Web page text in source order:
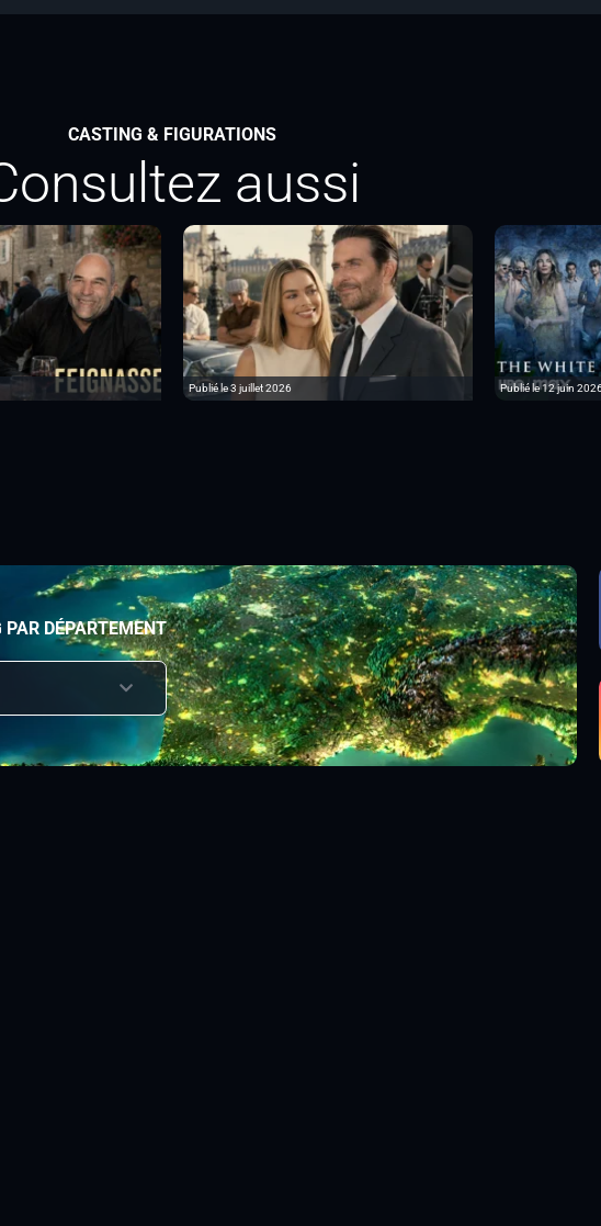
CASTING & FIGURATIONS
aussi
Publié le 3 juillet 2026 Publié le 12 juin
PAR DÉPARTEMENT